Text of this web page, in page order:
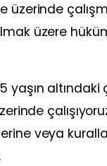
üzere
yaşın
veya